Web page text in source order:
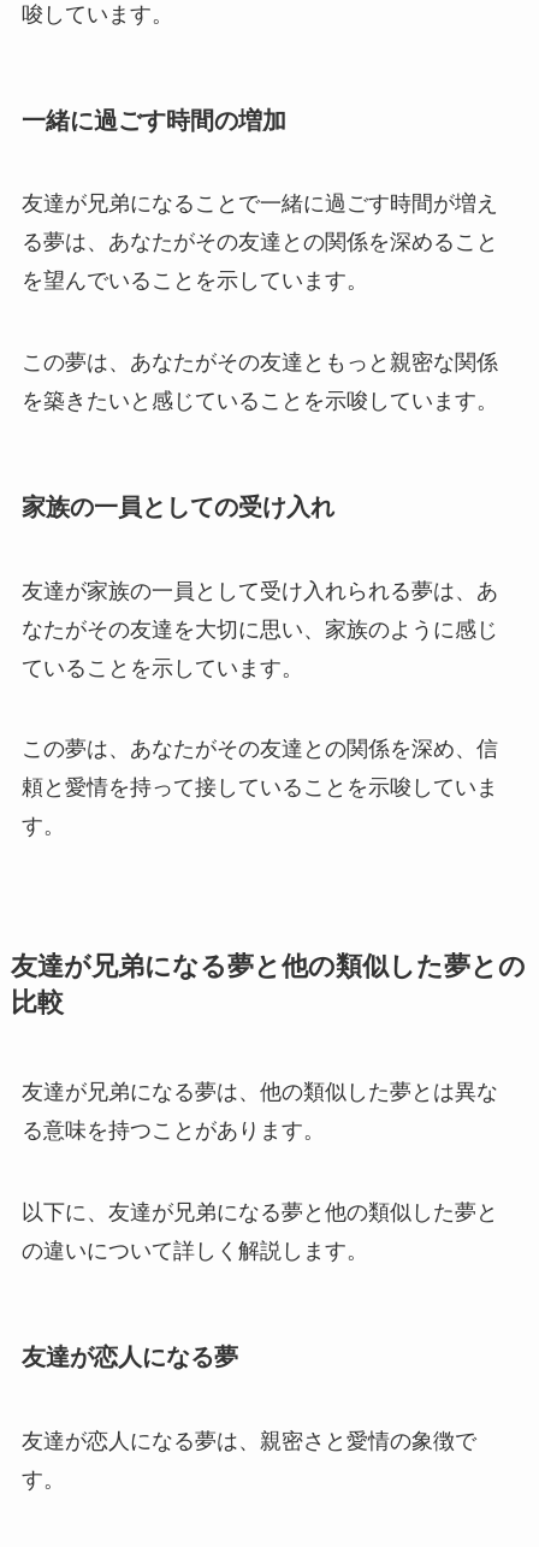
唆しています。
一緒に過ごす時間の増加
友達が兄弟になることで一緒に過ごす時間が増え
る夢は、あなたがその友達との関係を深めること
を望んでいることを示しています。
この夢は、あなたがその友達ともっと親密な関係
を築きたいと感じていることを示唆しています。
家族の一員としての受け入れ
友達が家族の一員として受け入れられる夢は、あ
なたがその友達を大切に思い、家族のように感じ
ていることを示しています。
この夢は、あなたがその友達との関係を深め、信
頼と愛情を持って接していることを示唆していま
す。
友達が兄弟になる夢と他の類似した夢との
比較
友達が兄弟になる夢は、他の類似した夢とは異な
る意味を持つことがあります。
以下に、友達が兄弟になる夢と他の類似した夢と
の違いについて詳しく解説します。
友達が恋人になる夢
友達が恋人になる夢は、親密さと愛情の象徴で
す。